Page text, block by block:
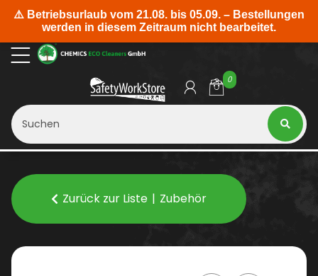
0
Zurück zur Liste Zubehör